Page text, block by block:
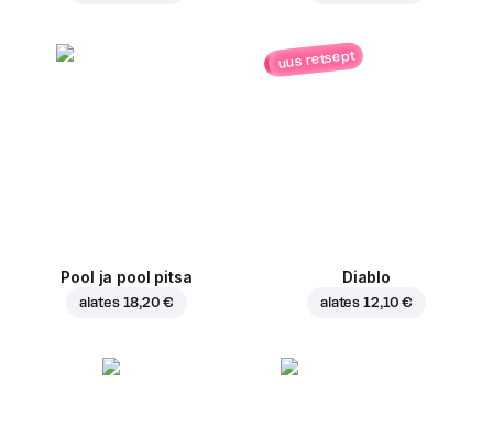
Pool ja pool pitsa
alates 18,20 €
uus retsept
Diablo
alates 12,10 €